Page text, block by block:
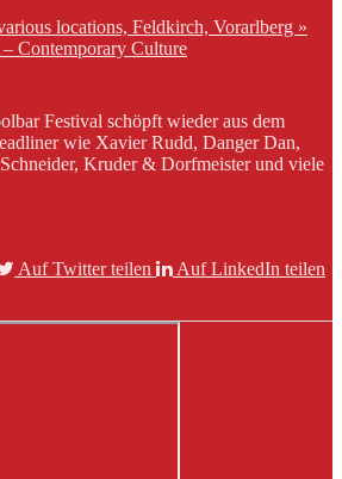
locations, Feldkirch, Vorarlberg »
Contemporary Culture
Festival schöpft wieder aus dem
wie Xavier Rudd, Danger Dan,
Kruder & Dorfmeister und viele
Auf Twitter teilen
Auf LinkedIn teilen